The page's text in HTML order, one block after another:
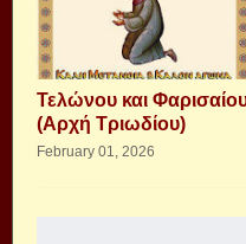
Τελώνου και
(Αρχή Τριωδίου)
February 01, 2026